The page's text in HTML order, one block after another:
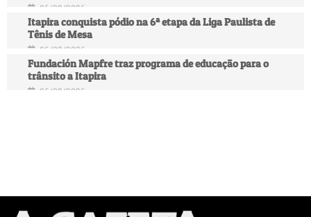
06/08/2026
Itapira conquista pódio na 6ª etapa da Liga Paulista de
Tênis de Mesa
06/08/2026
Fundación Mapfre traz programa de educação para o
trânsito a Itapira
06/08/2026